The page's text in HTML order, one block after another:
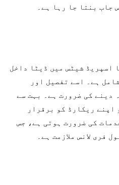
جاب بنتا جا رہا ہے۔
اسپریڈ شیٹس میں ڈیٹا داخل
ہے۔ اسے تفصیل اور
دینے کی ضرورت ہے۔ بہت سے
ریکارڈ کو برقرار
کی ضرورت ہوتی ہے، جس
فری لانس ملازمت ہے۔